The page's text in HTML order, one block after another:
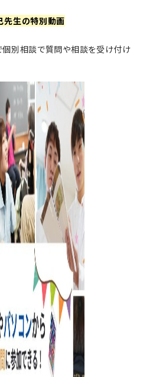
先生の特別動画
別相談で質問や相談を受け付け